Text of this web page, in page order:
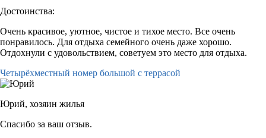
Достоинства:
Очень красивое, уютное, чистое и тихое место. Все очень
понравилось. Для отдыха семейного очень даже хорошо.
Отдохнули с удовольствием, советуем это место для отдыха.
Четырёхместный номер большой с террасой
Юрий, хозяин жилья
Спасибо за ваш отзыв.